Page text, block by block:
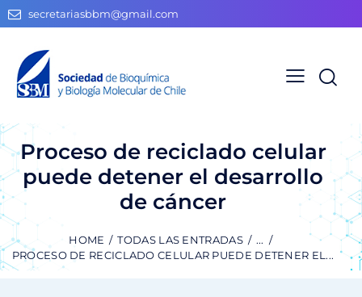
secretariasbbm@gmail.com
Proceso de reciclado celular
puede detener el desarrollo
de cáncer
HOME TODAS LAS ENTRADAS
...
PROCESO DE RECICLADO CELULAR PUEDE DETENER EL...